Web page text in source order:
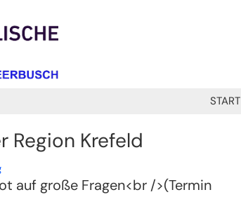
START
Region Krefeld
:
auf große Fragen<br />(Termin